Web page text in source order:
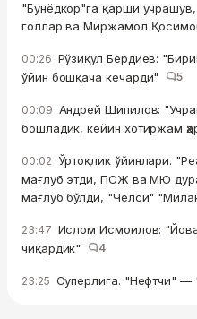
"Бунёдкор"га қарши учрашув,
голлар ва Миржамол
00:26 Рўзиқул Бердиев:
ўйин бошқача кечарди"
5
00:09 Андрей Шипилов:
бошладик, кейин хотиржам
00:02 Ўртоқлик ўйинлари.
мағлуб этди, ПСЖ ва МЮ
мағлуб бўлди, "Челси"
23:47 Ислом Исмоилов:
чиқардик"
4
23:25 Суперлига. "Нефтчи" —